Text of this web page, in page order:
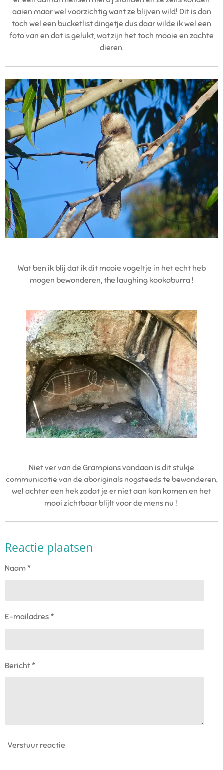
aaien maar wel voorzichtig want ze blijven wild! Dit is dan
toch wel een bucketlist dingetje dus daar wilde ik wel een
foto van en dat is gelukt, wat zijn het toch mooie en zachte
dieren.
Wat ben ik blij dat ik dit mooie vogeltje in het echt heb
mogen bewonderen, the laughing kookaburra !
Niet ver van de Grampians vandaan is dit stukje
communicatie van de aboriginals nogsteeds te bewonderen,
wel achter een hek zodat je er niet aan kan komen en het
mooi zichtbaar blijft voor de mens nu !
Reactie plaatsen
Naam *
E-mailadres *
Bericht *
Verstuur reactie